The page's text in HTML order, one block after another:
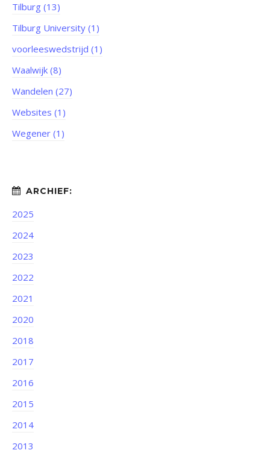
Tilburg (13)
Tilburg University (1)
voorleeswedstrijd (1)
Waalwijk (8)
Wandelen (27)
Websites (1)
Wegener (1)
2025
2024
2023
2022
2021
2020
2018
2017
2016
2015
2014
2013